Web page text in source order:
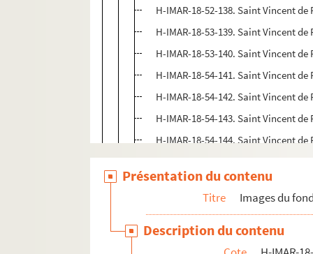
H-IMAR-18-52-138. Saint Vincent de
H-IMAR-18-53-139. Saint Vincent de
H-IMAR-18-53-140. Saint Vincent de
H-IMAR-18-54-141. Saint Vincent de
H-IMAR-18-54-142. Saint Vincent de
H-IMAR-18-54-143. Saint Vincent de
H-IMAR-18-54-144. Saint Vincent de
H-IMAR-18-54-145. Saint Vincent de
H-IMAR-18-54-146. Saint Vincent de
H-IMAR-18-55-147. Saint Vincent de
H-IMAR-18-56-148. Saint Vincent,
H-IMAR-18-57-149. Saint Vincent
Présentation du contenu
Titre Images du
Description du contenu